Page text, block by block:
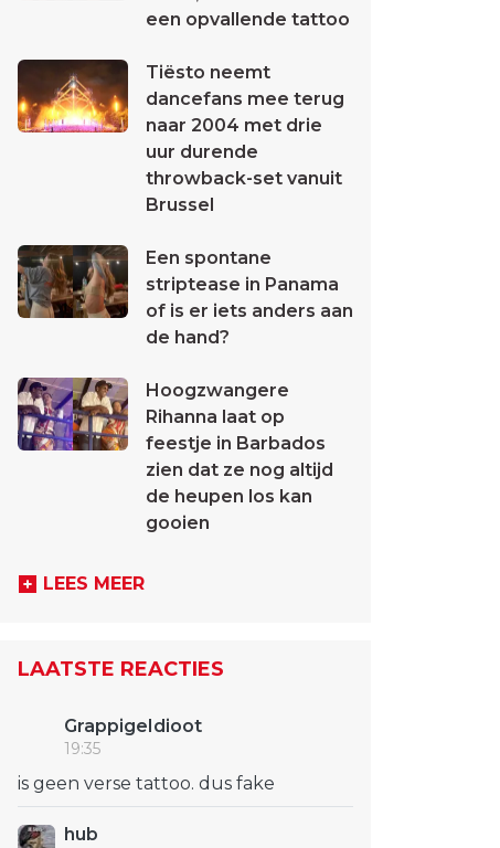
een opvallende tattoo
Tiësto neemt
dancefans mee terug
naar 2004 met drie
uur durende
throwback-set vanuit
Brussel
Een spontane
striptease in Panama
of is er iets anders aan
de hand?
Hoogzwangere
Rihanna laat op
feestje in Barbados
zien dat ze nog altijd
de heupen los kan
gooien
LEES MEER
LAATSTE REACTIES
GrappigeIdioot
19:35
is geen verse tattoo. dus fake
hub